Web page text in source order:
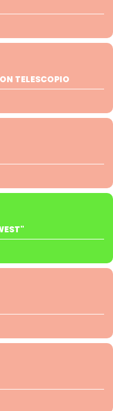
TELESCOPIO